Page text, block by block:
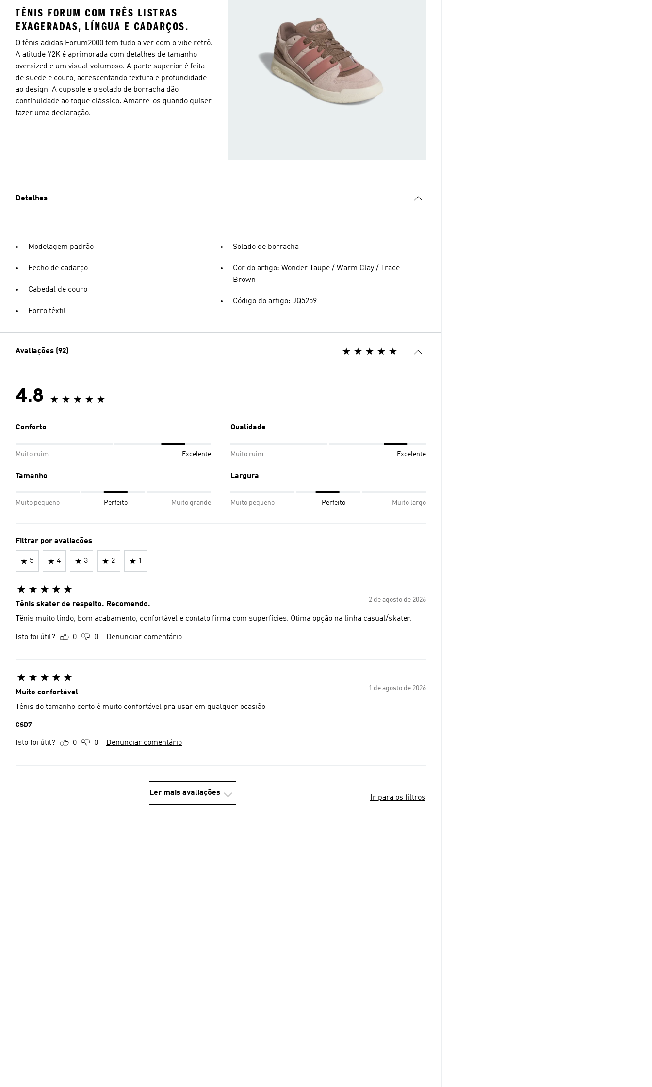
TÊNIS FORUM COM TRÊS LISTRAS
EXAGERADAS, LÍNGUA E CADARÇOS.
O tênis adidas Forum2000 tem tudo a ver com o vibe retrô.
A atitude Y2K é aprimorada com detalhes de tamanho
oversized e um visual volumoso. A parte superior é feita
de suede e couro, acrescentando textura e profundidade
ao design. A cupsole e o solado de borracha dão
continuidade ao toque clássico. Amarre-os quando quiser
fazer uma declaração.
Detalhes
Modelagem padrão
Fecho de cadarço
Cabedal de couro
Forro têxtil
Solado de borracha
Cor do artigo: Wonder Taupe / Warm Clay / Trace
Brown
Código do artigo: JQ5259
Avaliações (92)
4.8
Conforto
Muito ruim Excelente
Qualidade
Muito ruim Excelente
Tamanho
Muito pequeno Perfeito Muito grande
Largura
Muito pequeno Perfeito Muito largo
Filtrar por avaliações
5 4 3 2 1
2 de agosto de 2026
Tênis skater de respeito. Recomendo.
Tênis muito lindo, bom acabamento, confortável e contato firma com superfícies. Ótima opção na linha casual/skater.
Isto foi útil? 0 0 Denunciar comentário
1 de agosto de 2026
Muito confortável
Tênis do tamanho certo é muito confortável pra usar em qualquer ocasião
CSD7
Isto foi útil? 0 0 Denunciar comentário
Ler mais avaliações
Ir para os filtros